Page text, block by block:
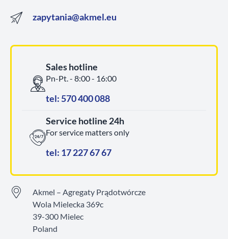
zapytania@akmel.eu
Sales hotline
Pn-Pt. - 8:00 - 16:00
tel: 570 400 088
Service hotline 24h
For service matters only
tel: 17 227 67 67
Akmel – Agregaty Prądotwórcze
Wola Mielecka 369c
39-300 Mielec
Poland